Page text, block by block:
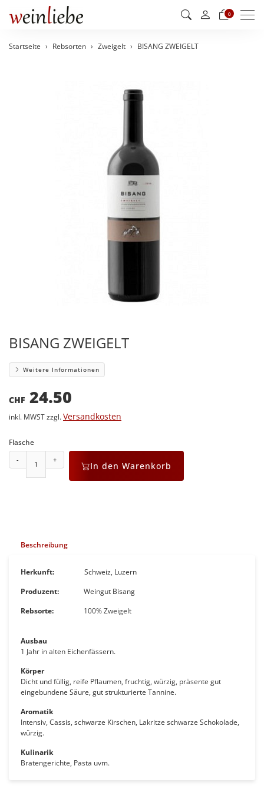
0
Startseite Rebsorten Zweigelt BISANG ZWEIGELT
BISANG ZWEIGELT
Weitere Informationen
CHF 24.50
inkl. MWST zzgl.Versandkosten
Flasche
- +
In den Warenkorb
Beschreibung
Herkunft: Schweiz, Luzern
Produzent: Weingut Bisang
Rebsorte:
100%Zweigelt
Ausbau
1 Jahr in alten Eichenfässern.
Körper
Dicht und füllig, reife Pflaumen, fruchtig, würzig, präsente gut
eingebundene Säure, gut strukturierte Tannine.
Aromatik
Intensiv, Cassis, schwarze Kirschen, Lakritze schwarze Schokolade,
würzig.
Kulinarik
Bratengerichte, Pasta uvm.